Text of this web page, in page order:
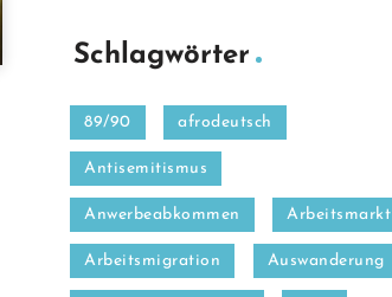
Schlagwörter
89/90 afrodeutsch
Antisemitismus
Anwerbeabkommen Arbeitsmarkt
Arbeitsmigration Auswanderung